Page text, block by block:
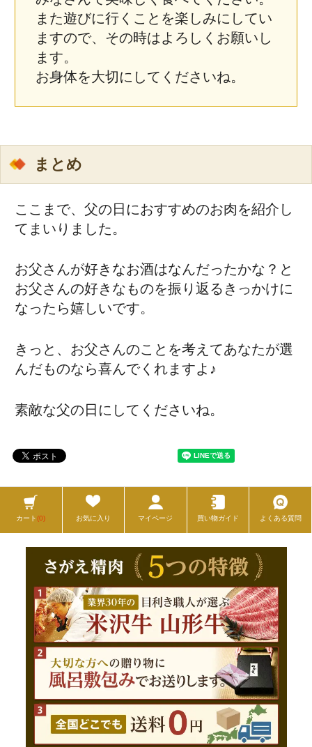
また遊びに行くことを楽しみにしてい
ますので、その時はよろしくお願いし
ます。
お身体を大切にしてくださいね。
まとめ
ここまで、父の日におすすめのお肉を紹介し
てまいりました。
お父さんが好きなお酒はなんだったかな？と
お父さんの好きなものを振り返るきっかけに
なったら嬉しいです。
きっと、お父さんのことを考えてあなたが選
んだものなら喜んでくれますよ♪
素敵な父の日にしてくださいね。
カート(0) お気に入り マイページ 買い物ガイド よくある質問